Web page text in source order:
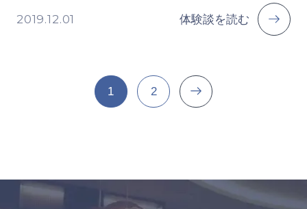
2019.12.01 体験談を読む
1 2